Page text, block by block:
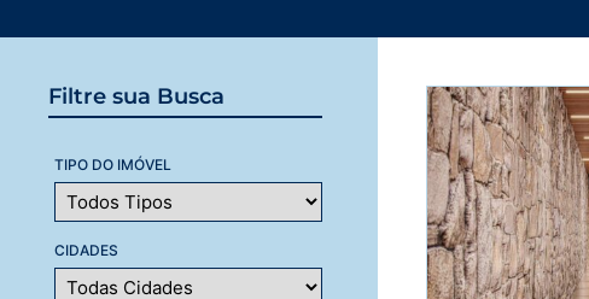
Filtre sua Busca
TIPO DO IMÓVEL
CIDADES